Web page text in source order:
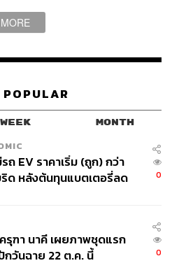
Håland used to tag
— Football Tweet
มิชู’ ในสมัยเด็กๆ
ขายังแสดงให้เห็นด้วยการ
ชูในเกมทีมชาตินอร์เวย์เมื่อปี
ของมิชูในภาพของ
MORE
POPULAR
WEEK MONTH
ถ EV ราคาเริ่ม (ถูก) กว่า
ด หลังต้นทุนแบตเตอรี่ลด
0
รุฑา นาคี เผยภาพชุดแรก
วันฉาย 22 ต.ค. นี้
0